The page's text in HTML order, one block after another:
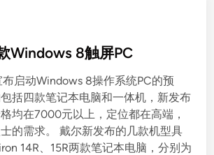
电
反
击
苹
果
Windows 8触屏PC
启动Windows 8操作系统PC的预
括四款笔记本电脑和一体机，新发布
均在7000元以上，定位都在高端，
的需求。 戴尔新发布的几款机型具
14R、15R两款笔记本电脑，分别为